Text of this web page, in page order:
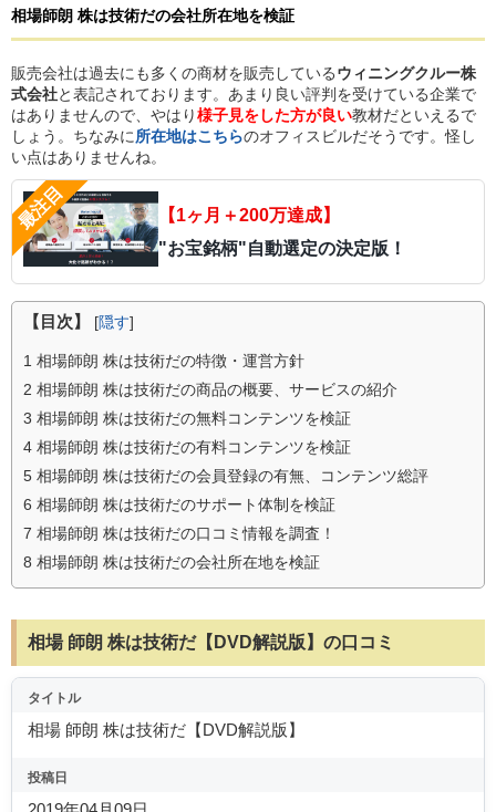
相場師朗 株は技術だの会社所在地を検証
販売会社は過去にも多くの商材を販売しているウィニングクルー株
式会社と表記されております。あまり良い評判を受けている企業で
はありませんので、やはり様子見をした方が良い教材だといえるで
しょう。ちなみに所在地はこちらのオフィスビルだそうです。怪し
い点はありませんね。
【1ヶ月＋200万達成】
"お宝銘柄"自動選定の決定版！
【目次】 [隠す]
1 相場師朗 株は技術だの特徴・運営方針
2 相場師朗 株は技術だの商品の概要、サービスの紹介
3 相場師朗 株は技術だの無料コンテンツを検証
4 相場師朗 株は技術だの有料コンテンツを検証
5 相場師朗 株は技術だの会員登録の有無、コンテンツ総評
6 相場師朗 株は技術だのサポート体制を検証
7 相場師朗 株は技術だの口コミ情報を調査！
8 相場師朗 株は技術だの会社所在地を検証
相場 師朗 株は技術だ【DVD解説版】の口コミ
タイトル
相場 師朗 株は技術だ【DVD解説版】
投稿日